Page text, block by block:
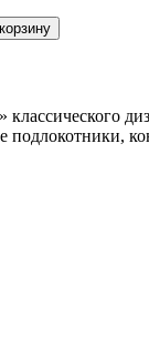
подлокотники,